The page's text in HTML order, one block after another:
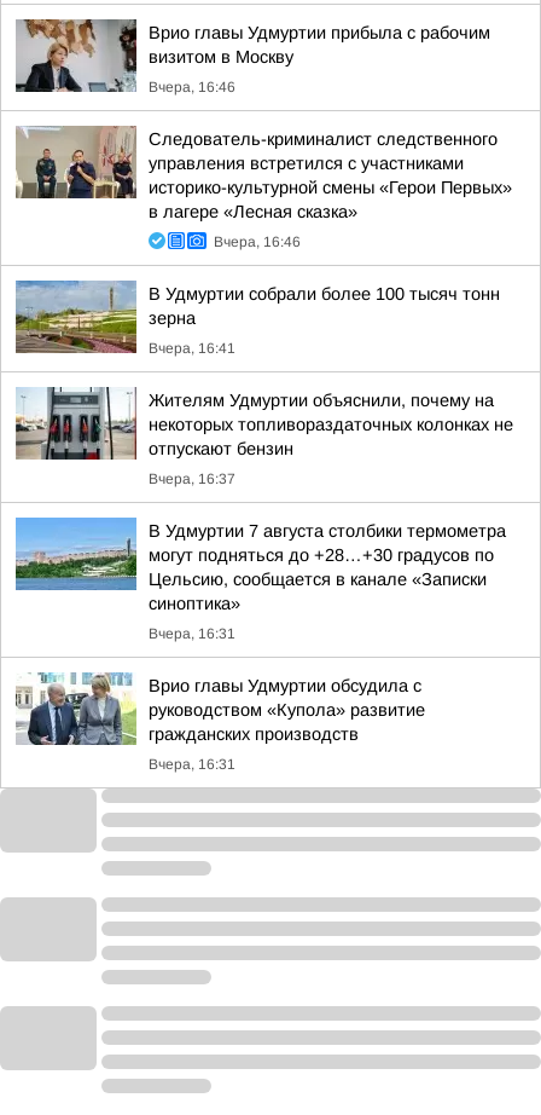
Врио главы Удмуртии прибыла с рабочим
визитом в Москву
Вчера, 16:46
Следователь-криминалист следственного
управления встретился с участниками
историко-культурной смены «Герои Первых»
в лагере «Лесная сказка»
Вчера, 16:46
В Удмуртии собрали более 100 тысяч тонн
зерна
Вчера, 16:41
Жителям Удмуртии объяснили, почему на
некоторых топливораздаточных колонках не
отпускают бензин
Вчера, 16:37
В Удмуртии 7 августа столбики термометра
могут подняться до +28…+30 градусов по
Цельсию, сообщается в канале «Записки
синоптика»
Вчера, 16:31
Врио главы Удмуртии обсудила с
руководством «Купола» развитие
гражданских производств
Вчера, 16:31